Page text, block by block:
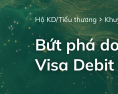
Hộ KD/Tiểu thương
Bứt phá
Visa